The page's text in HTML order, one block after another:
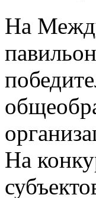
На
На